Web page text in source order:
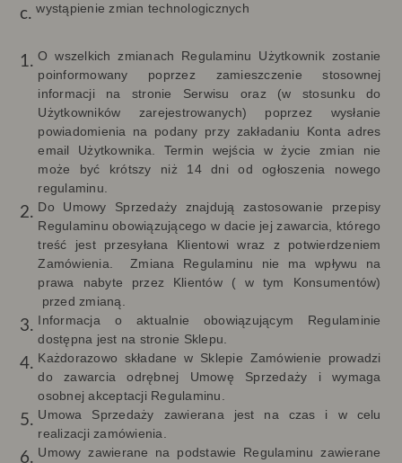
wystąpienie zmian technologicznych
O wszelkich zmianach Regulaminu Użytkownik zostanie
poinformowany poprzez zamieszczenie stosownej
informacji na stronie Serwisu oraz (w stosunku do
Użytkowników zarejestrowanych) poprzez wysłanie
powiadomienia na podany przy zakładaniu Konta adres
email Użytkownika. Termin wejścia w życie zmian nie
może być krótszy niż 14 dni od ogłoszenia nowego
regulaminu.
Do Umowy Sprzedaży znajdują zastosowanie przepisy
Regulaminu obowiązującego w dacie jej zawarcia, którego
treść jest przesyłana Klientowi wraz z potwierdzeniem
Zamówienia. Zmiana Regulaminu nie ma wpływu na
prawa nabyte przez Klientów ( w tym Konsumentów)
przed zmianą.
Informacja o aktualnie obowiązującym Regulaminie
dostępna jest na stronie Sklepu.
Każdorazowo składane w Sklepie Zamówienie prowadzi
do zawarcia odrębnej Umowę Sprzedaży i wymaga
osobnej akceptacji Regulaminu.
Umowa Sprzedaży zawierana jest na czas i w celu
realizacji zamówienia.
Umowy zawierane na podstawie Regulaminu zawierane